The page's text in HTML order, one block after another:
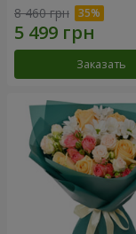
8 460 грн
Заказать